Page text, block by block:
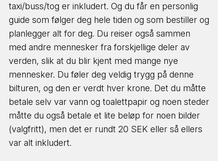
taxi/buss/tog er inkludert. Og du får en personlig
guide som følger deg hele tiden og som bestiller og
planlegger alt for deg. Du reiser også sammen
med andre mennesker fra forskjellige deler av
verden, slik at du blir kjent med mange nye
mennesker. Du føler deg veldig trygg på denne
bilturen, og den er verdt hver krone. Det du måtte
betale selv var vann og toalettpapir og noen steder
måtte du også betale et lite beløp for noen bilder
(valgfritt), men det er rundt 20 SEK eller så ellers
var alt inkludert.